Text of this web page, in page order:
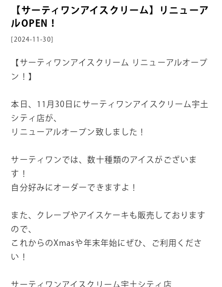
【サーティワンアイスクリーム】リニューア
ルOPEN！
[2024-11-30]
【サーティワンアイスクリーム リニューアルオープ
ン！】
本日、11月30日にサーティワンアイスクリーム宇土
シティ店が、
リニューアルオープン致しました！
サーティワンでは、数十種類のアイスがございま
す！
自分好みにオーダーできますよ！
また、クレープやアイスケーキも販売しております
ので、
これからのXmasや年末年始にぜひ、ご利用くださ
い！